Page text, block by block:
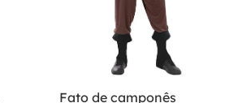
Fato de camponês